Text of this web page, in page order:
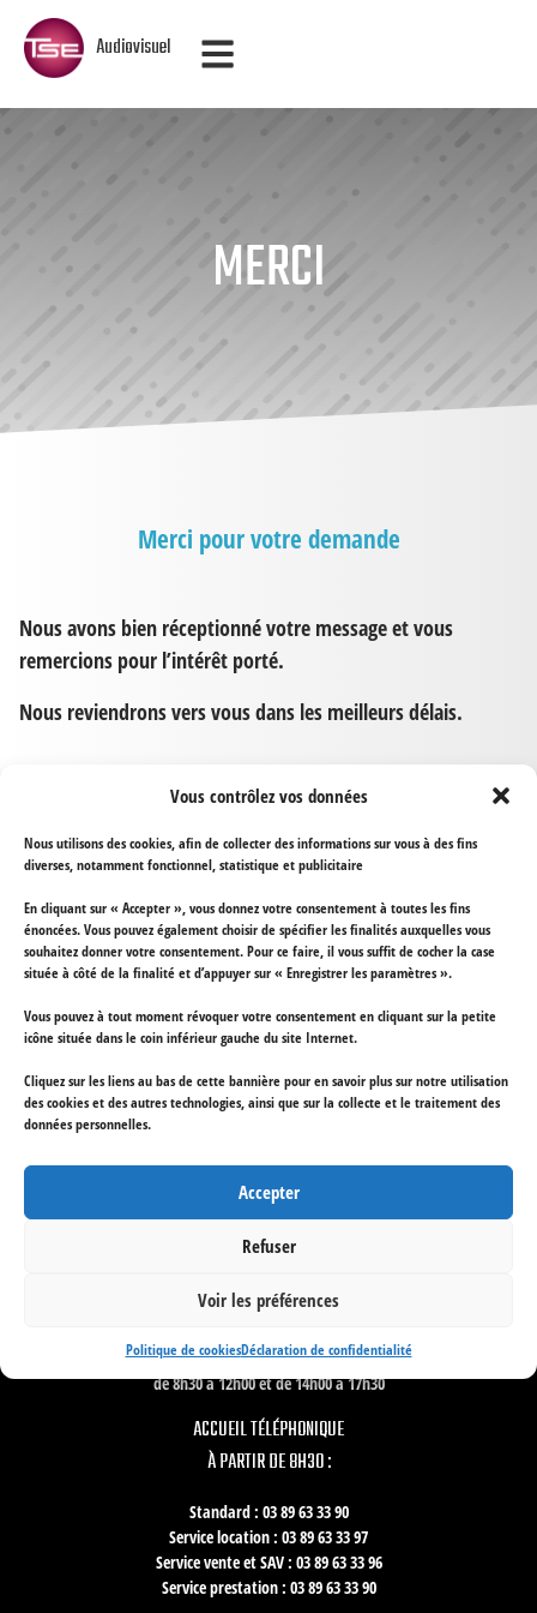
Vous contrôlez vos données
Nous utilisons des cookies, afin de collecter des informations sur vous à des fins
diverses, notamment fonctionnel, statistique et publicitaire
En cliquant sur « Accepter », vous donnez votre consentement à toutes les fins
énoncées. Vous pouvez également choisir de spécifier les finalités auxquelles vous
souhaitez donner votre consentement. Pour ce faire, il vous suffit de cocher la case
située à côté de la finalité et d’appuyer sur « Enregistrer les paramètres ».
Vous pouvez à tout moment révoquer votre consentement en cliquant sur la petite
icône située dans le coin inférieur gauche du site Internet.
Cliquez sur les liens au bas de cette bannière pour en savoir plus sur notre utilisation
des cookies et des autres technologies, ainsi que sur la collecte et le traitement des
données personnelles.
Accepter
Refuser
Voir les préférences
Politique de cookiesDéclaration de confidentialité
Audiovisuel
MERCI
Merci pour votre demande
Nous avons bien réceptionné votre message et vous
remercions pour l’intérêt porté.
Nous reviendrons vers vous dans les meilleurs délais.
Spécialiste Intégration, Muséographie, Équipements de Salles
RETROUVEZ :
Équipements de lieux
Mise en valeur architecturale
Muséographie et scénographie
Nos services
HORAIRES D'OUVERTURE :
Du lundi au vendredi
de 8h30 à 12h00 et de 14h00 à 17h30
ACCUEIL TÉLÉPHONIQUE
À PARTIR DE 8H30 :
Standard : 03 89 63 33 90
Service location : 03 89 63 33 97
Service vente et SAV : 03 89 63 33 96
Service prestation : 03 89 63 33 90